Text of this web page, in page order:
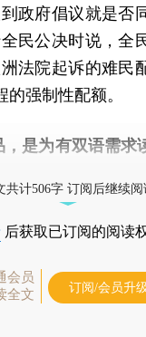
府倡议就是否
民公决时说，全
法院起诉的难民
强制性配额。
是为有双语需求
共计506字 订阅后继续阅
后获取已订阅的阅读
会员
全文
订阅/会员升